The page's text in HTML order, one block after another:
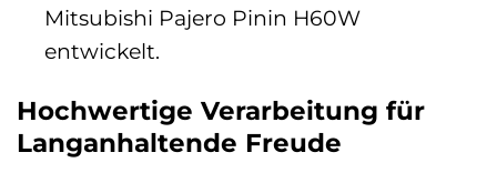
Mitsubishi Pajero Pinin H60W
entwickelt.
Hochwertige Verarbeitung für
Langanhaltende Freude